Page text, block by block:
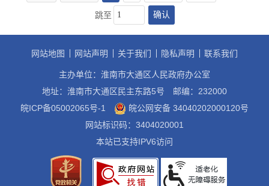
跳至 确认
网站地图 网站声明 关于我们 隐私声明 联系我们
主办单位：淮南市大通区人民政府办公室
地址：淮南市大通区民主东路5号
邮编：232000
皖ICP备05002065号-1
皖公网安备 34040202000120号
网站标识码：3404020001
本站已支持IPV6访问